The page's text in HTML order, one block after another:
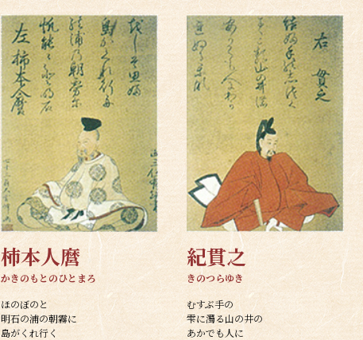
柿本人麿
かきのもとのひとまろ
ほのぼのと
明石の浦の朝霧に
島がくれ行く
紀貫之
きのつらゆき
むすぶ手の
雫に濁る山の井の
あかでも人に